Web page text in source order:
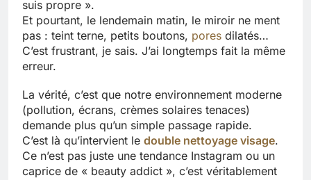
suis propre ».
Et pourtant, le lendemain matin, le miroir ne ment
pas : teint terne, petits boutons, pores dilatés…
C’est frustrant, je sais. J’ai longtemps fait la même
erreur.
La vérité, c’est que notre environnement moderne
(pollution, écrans, crèmes solaires tenaces)
demande plus qu’un simple passage rapide.
C’est là qu’intervient le double nettoyage visage.
Ce n’est pas juste une tendance Instagram ou un
caprice de « beauty addict », c’est véritablement